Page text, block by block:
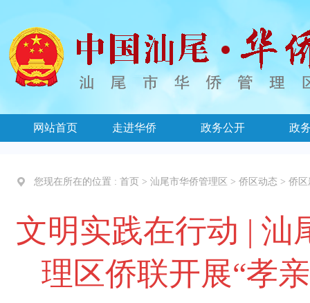
网站首页 走进华侨 政务公开 政
您现在所在的位置 : 首页 > 汕尾市华侨管理区 > 侨区动态 > 侨区
文明实践在行动 | 汕
理区侨联开展“孝